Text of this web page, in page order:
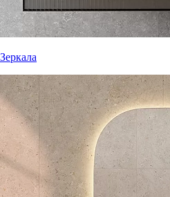
Зеркала